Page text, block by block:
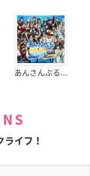
あんさんぶる...
ライフ！